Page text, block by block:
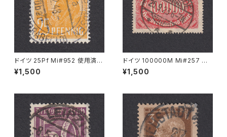
ドイツ 25Pf Mi#952 使用済み
切手｜MERKERSHAUSEN 14.
2.1948
¥1,500
ドイツ 100000M Mi#257 使
用済み切手｜STEINHUDE 25.
9.1923
¥1,500